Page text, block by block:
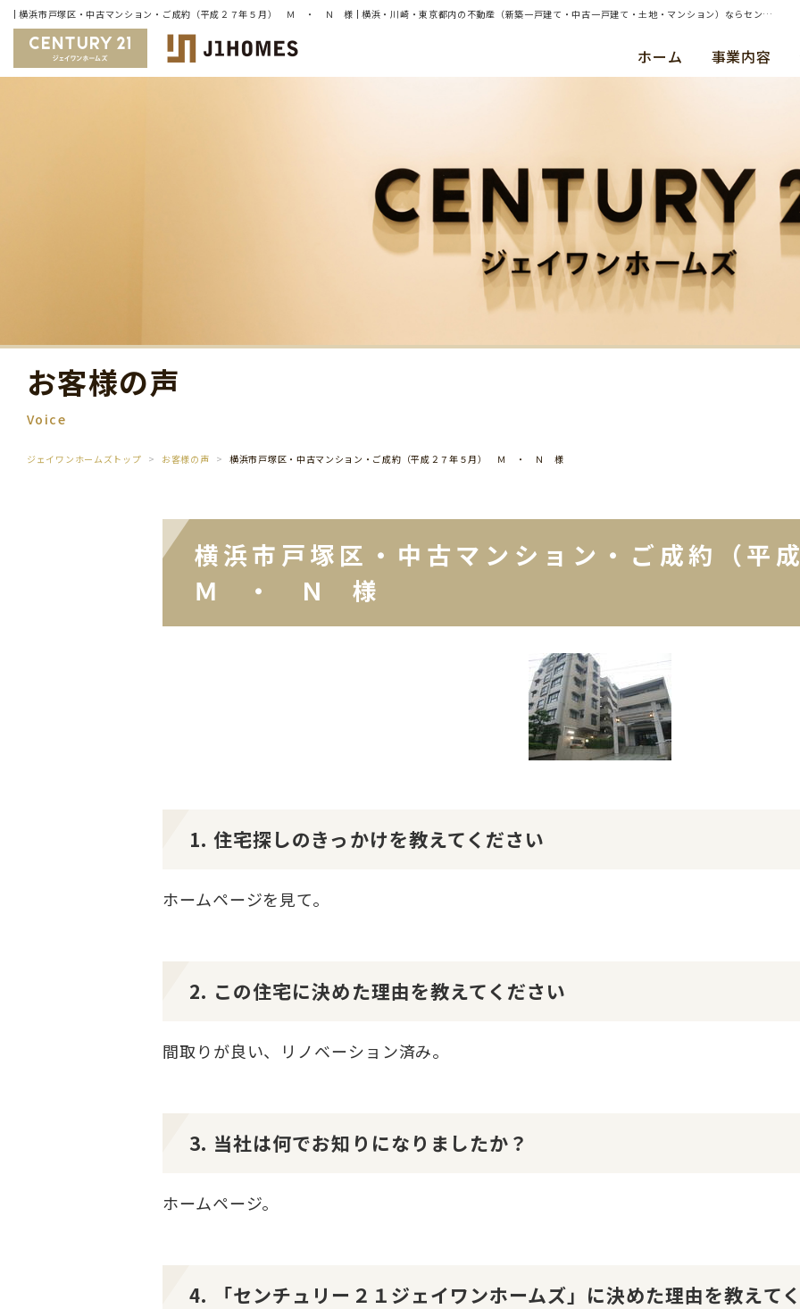
| 横浜市戸塚区・中古マンション・ご成約（平成２７年５月） Ｍ ・ Ｎ 様 | 横浜・川崎・東京都内の不動産（新築一戸建て・中古一戸建て・土地・マンション）ならセンチュリー21ジェイワンホームズ
ホーム 事業内容
お客様の声
Voice
ジェイワンホームズトップ お客様の声 横浜市戸塚区・中古マンション・ご成約（平成２７年５月） Ｍ ・ Ｎ 様
横浜市戸塚区・中古マンション・ご成約（
Ｍ ・ Ｎ 様
1. 住宅探しのきっかけを教えてください
ホームページを見て。
2. この住宅に決めた理由を教えてください
間取りが良い、リノベーション済み。
3. 当社は何でお知りになりましたか？
ホームページ。
4. 「センチュリー２１ジェイワンホームズ」に決めた理由を教えて